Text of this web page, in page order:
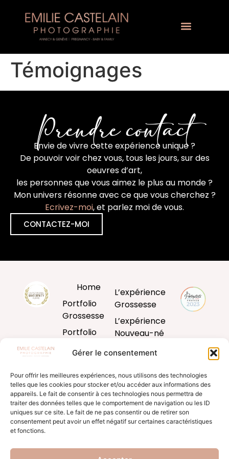
Gérer le consentement
Pour offrir les meilleures expériences, nous utilisons des technologies
telles que les cookies pour stocker et/ou accéder aux informations des
appareils. Le fait de consentir à ces technologies nous permettra de
traiter des données telles que le comportement de navigation ou les ID
uniques sur ce site. Le fait de ne pas consentir ou de retirer son
consentement peut avoir un effet négatif sur certaines caractéristiques
et fonctions.
Témoignages
Prendre contact
Envie de vivre cette expérience unique ?
De pouvoir voir chez vous, tous les jours, sur des
oeuvres d’art,
les personnes que vous aimez le plus au monde ?
Mon univers résonne avec ce que vous cherchez ?
Ecrivez-moi, et parlez moi de vous.
CONTACTEZ-MOI
Home
Portfolio
Grossesse
Portfolio
Bébé
Portfolio
Famille
Blog
L’expérience
Grossesse
L’expérience
Nouveau-né
L’expérience
L’expérience
famille
Produits
d’art